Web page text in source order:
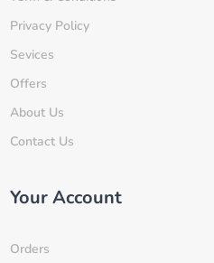
Privacy Policy
Sevices
Offers
About Us
Contact Us
Your Account
Orders